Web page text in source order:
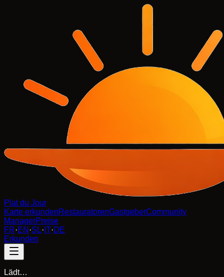
Plat du Jour
Karte erkundenRestauratorenGastgeberCommunity
ManagerPreise
FR·EN ·SL· IT·DE
Erkunden
Lädt…